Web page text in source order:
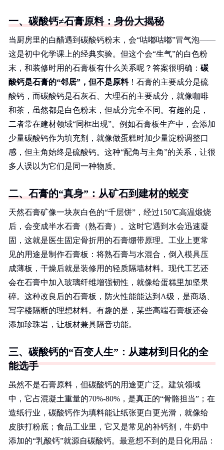
一、碳酸钙≠石膏原料：身份大揭秘
当厨房里的白醋遇到碳酸钙粉末，会“咕嘟咕嘟”冒气泡——
这是初中化学课上的经典实验。但这个会“生气”的白色粉
末，和装修时用的石膏板有什么关系呢？答案很明确： 碳
酸钙是石膏的“邻居”，但不是原料！石膏的主要成分是硫
酸钙，而碳酸钙是石灰石、大理石的主要成分，就像咖啡
和茶，虽然都是白色粉末，但成分完全不同。有趣的是，
二者常在建材领域“同框出现”。例如石膏板生产中，会添加
少量碳酸钙作为填充剂，就像做蛋糕时加少量淀粉调整口
感，但主角始终是硫酸钙。这种“配角与主角”的关系，让很
多人误以为它们是同一种物质。
二、石膏的“真身”：从矿石到建材的蜕变
天然石膏矿像一块灰白色的“千层饼”，经过150℃高温煅烧
后，会变成半水石膏（熟石膏）。这时它遇到水会迅速凝
固，这就是医生固定骨折用的石膏绷带原理。工业上更常
见的用途是制作石膏板：将熟石膏与水混合，倒入模具压
成薄板，干燥后就是装修用的轻质隔墙材料。现代工艺还
会在石膏中加入玻璃纤维增强韧性，就像给蛋糕里加坚果
碎。这种改良后的石膏板，防火性能能达到A级，是商场、
写字楼隔断的理想材料。有趣的是，某些高端石膏板还会
添加珍珠岩，让板材兼具隔音功能。
三、碳酸钙的“百变人生”：从建材到日化的全
能选手
虽然不是石膏原料，但碳酸钙的用途更广泛。建筑领域
中，它占混凝土重量的70%-80%，是真正的“骨骼担当”；在
造纸行业，碳酸钙作为填料能让纸张更白更光滑，就像给
皮肤打粉底；食品工业里，它又是常见的补钙剂，牛奶中
添加的“乳酸钙”就源自碳酸钙。最意想不到的是日化用品：